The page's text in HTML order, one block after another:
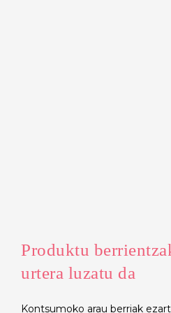
Produktu
urtera luzatu da
Kontsumoko arau berriak